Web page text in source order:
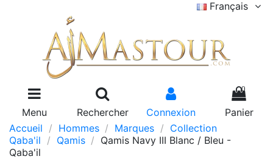
Français
Menu Rechercher Connexion
0
Panier
Accueil
Hommes Marques
Collection
Qaba'il
Qamis
Qamis Navy III Blanc / Bleu -
Qaba'il